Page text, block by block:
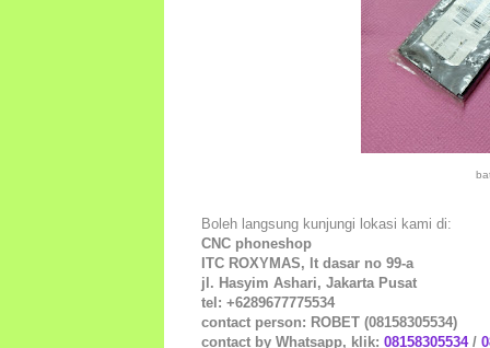
Boleh langsung kunjungi lokasi kami di:
CNC phoneshop
ITC ROXYMAS, lt dasar no 99-a
jl. Hasyim Ashari, Jakarta Pusat
tel: +6289677775534
contact person: ROBET (08158305534)
contact by Whatsapp, klik: 08158305534/